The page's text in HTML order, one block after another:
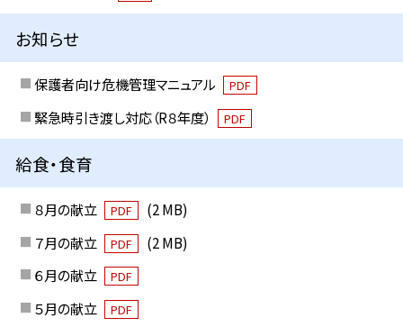
お知らせ
保護者向け危機管理マニュアル PDF
緊急時引き渡し対応（R８年度） PDF
給食・食育
８月の献立 PDF
(2 MB)
７月の献立
PDF
(2 MB)
６月の献立
PDF
５月の献立 PDF